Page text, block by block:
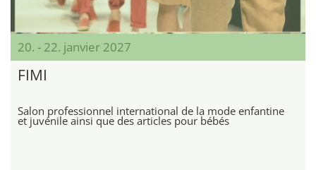
20. - 22. janvier 2027
FIMI
Salon professionnel international de la mode enfantine
et juvénile ainsi que des articles pour bébés